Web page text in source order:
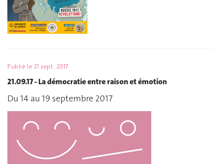
Publié le 21 sept. 2017
21.09.17 - La démocratie entre raison et émotion
Du 14 au 19 septembre 2017